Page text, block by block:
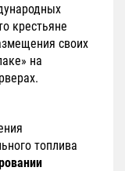
крестьяне
своих
на
топлива